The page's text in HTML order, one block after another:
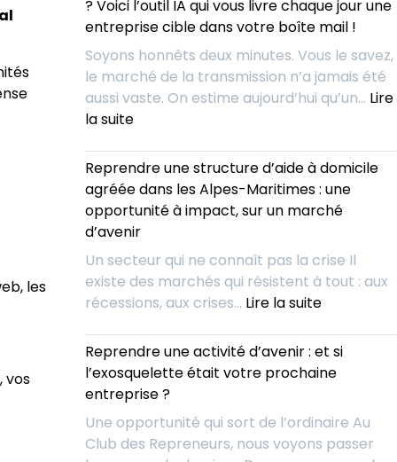
les
vos
Et
vous
déjeuniez
avec
pour
mieux
les
?
? Voici l’outil IA qui vous livre chaque jour une
entreprise cible dans votre boîte mail !
Soyons honnêts deux minutes. Vous le savez,
le marché de la transmission n’a jamais été
aussi vaste. On estime aujourd’hui qu’un… Lire
la suite:
:
Et
si
vous
de
chercher
?
Voici
l’outil
IA
qui
vous
livre
Reprendre une structure d’aide à domicile
agréée dans les Alpes-Maritimes : une
opportunité à impact, sur un marché
d’avenir
Un secteur qui ne connaît pas la crise Il
existe des marchés qui résistent à tout : aux
récessions, aux crises… Lire la suite:
une
structure
domicile
agréée
Reprendre une activité d’avenir : et si
l’exosquelette était votre prochaine
entreprise ?
Une opportunité qui sort de l’ordinaire Au
Club des Repreneurs, nous voyons passer